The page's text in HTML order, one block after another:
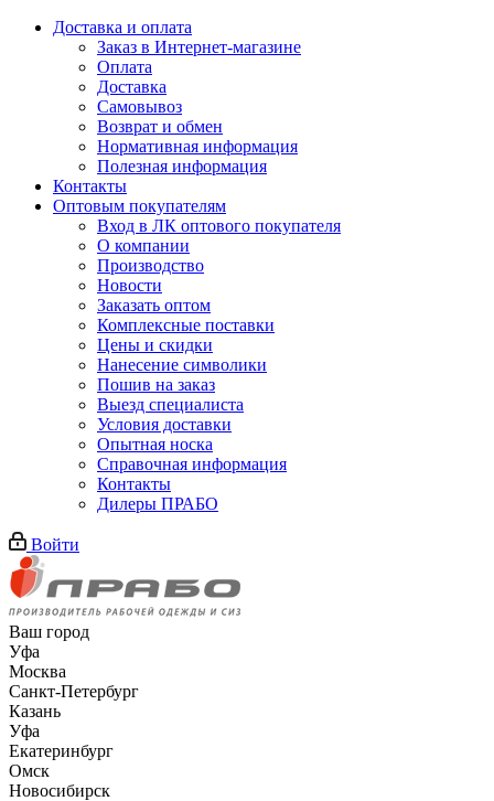
Доставка и оплата
Заказ в Интернет-магазине
Оплата
Доставка
Самовывоз
Возврат и обмен
Нормативная информация
Полезная информация
Контакты
Оптовым покупателям
Вход в ЛК оптового покупателя
О компании
Производство
Новости
Заказать оптом
Комплексные поставки
Цены и скидки
Нанесение символики
Пошив на заказ
Выезд специалиста
Условия доставки
Опытная носка
Справочная информация
Контакты
Дилеры ПРАБО
Войти
Ваш город
Уфа
Москва
Санкт-Петербург
Казань
Уфа
Екатеринбург
Омск
Новосибирск